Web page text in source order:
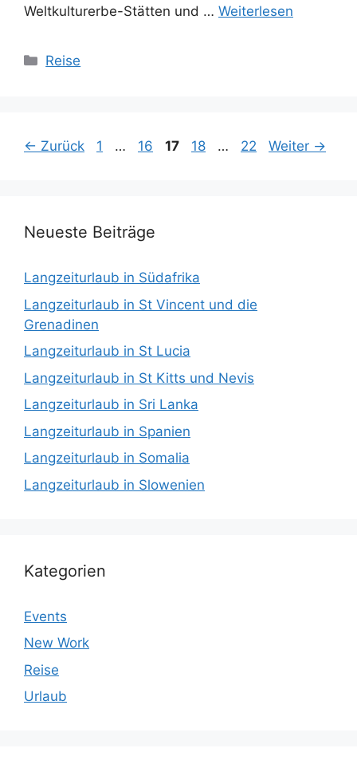
Weltkulturerbe-Stätten und … Weiterlesen
Kategorien
Reise
← Zurück Seite
1 … Seite
16 Seite
17 Seite
18 … Seite
22 Weiter →
Neueste Beiträge
Langzeiturlaub in Südafrika
Langzeiturlaub in St Vincent und die
Grenadinen
Langzeiturlaub in St Lucia
Langzeiturlaub in St Kitts und Nevis
Langzeiturlaub in Sri Lanka
Langzeiturlaub in Spanien
Langzeiturlaub in Somalia
Langzeiturlaub in Slowenien
Kategorien
Events
New Work
Reise
Urlaub